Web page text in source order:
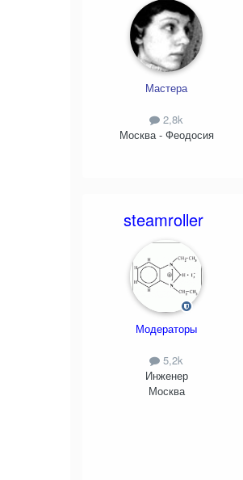
Мастера
2,8k
Москва - Феодосия
steamroller
Модераторы
5,2k
Инженер
Москва